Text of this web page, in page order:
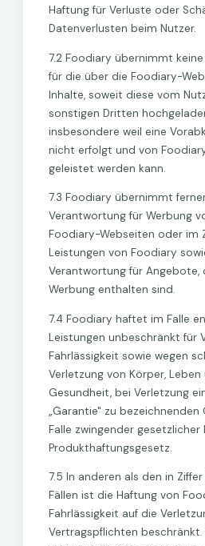
Haftung für Verluste oder
Datenverlusten beim Nutzer.
7.2 Foodiary übernimmt
für die über die Foodiary-
Inhalte, soweit diese vom
sonstigen Dritten
insbesondere weil eine
nicht erfolgt und von
geleistet werden kann.
7.3 Foodiary übernimmt
Verantwortung für Werbung
Foodiary-Webseiten oder im
Leistungen von Foodiary
Verantwortung für Angebote,
Werbung enthalten sind.
7.4 Foodiary haftet im Falle
Leistungen unbeschränkt für
Fahrlässigkeit sowie wegen
Verletzung von Körper,
Gesundheit, bei Verletzung
„Garantie" zu bezeichnenden
Falle zwingender
Produkthaftungsgesetz.
7.5 In anderen als den in
Fällen ist die Haftung von
Fahrlässigkeit auf die
Vertragspflichten beschränkt.